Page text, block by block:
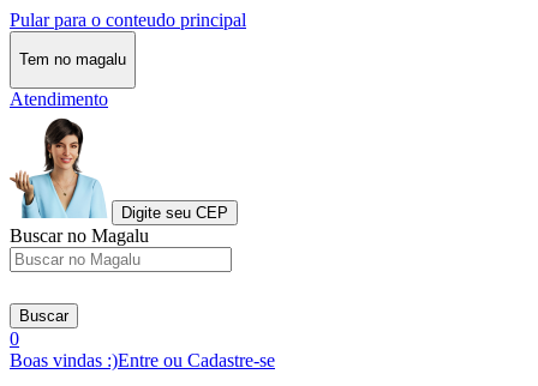
Pular para o conteudo principal
Tem no magalu
Atendimento
Digite seu CEP
Buscar no Magalu
Buscar
0
Boas vindas :)Entre ou Cadastre-se